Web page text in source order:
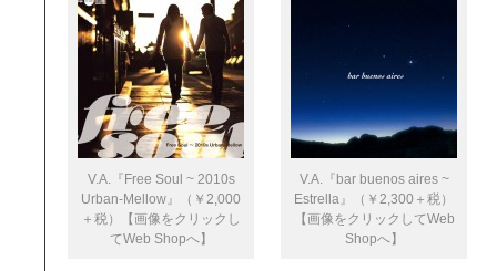
V.A.『Free Soul ~ 2010s
Urban-Mellow』（￥2,000
＋税）【画像をクリックし
てWeb Shopへ】
V.A.『bar buenos aires ~
Estrella』（￥2,300＋税）
【画像をクリックしてWeb
Shopへ】